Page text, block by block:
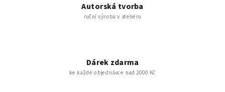
Autorská tvorba
ruční výroba v ateliéru
Dárek zdarma
ke každé objednávce nad 2000 Kč